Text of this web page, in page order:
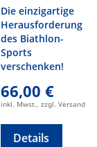
Die einzigartige
Herausforderung
des Biathlon-
Sports
verschenken!
66,00 €
inkl. Mwst., zzgl. Versand
Details